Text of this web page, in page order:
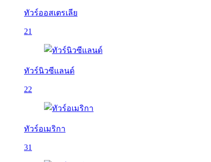
ทัวร์ออสเตรเลีย
21
ทัวร์นิวซีแลนด์
22
ทัวร์อเมริกา
31